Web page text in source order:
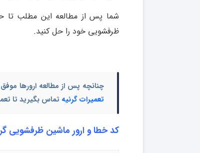
شما پس از مطالعه این مطلب تا
ظرفشویی خود را حل کنید.
چنانچه پس از مطالعه ارورها
تعمیرات گرنیه تماس بگیرید تا
کد خطا و ارور ماشین ظرفشویی